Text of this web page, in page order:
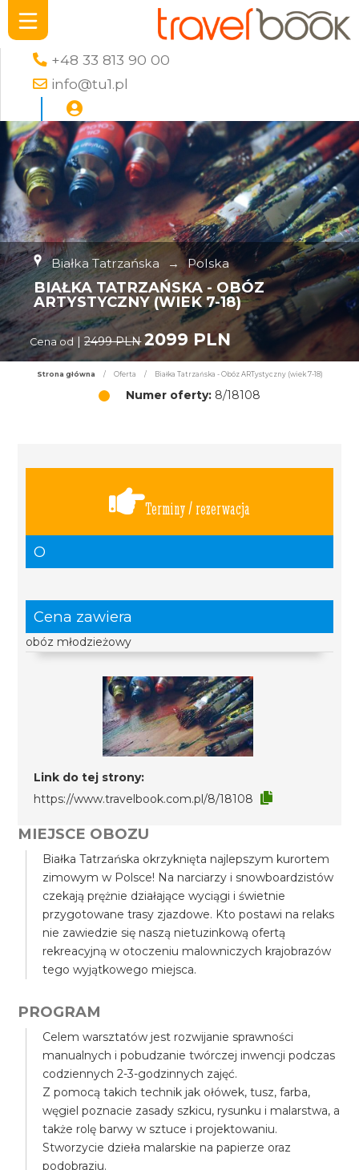
+48 33 813 90 00
info@tu1.pl
Białka Tatrzańska → Polska
BIAŁKA TATRZAŃSKA - OBÓZ
ARTYSTYCZNY (WIEK 7-18)
Cena od |2499 PLN 2099 PLN
Strona główna / Oferta / Białka Tatrzańska - Obóz ARTystyczny (wiek 7-18)
Numer oferty: 8/18108
Terminy / rezerwacja
O
Cena zawiera
obóz młodzieżowy
Link do tej strony:
https://www.travelbook.com.pl/8/18108
MIEJSCE OBOZU
Białka Tatrzańska okrzyknięta najlepszym kurortem
zimowym w Polsce! Na narciarzy i snowboardzistów
czekają prężnie działające wyciągi i świetnie
przygotowane trasy zjazdowe. Kto postawi na relaks
nie zawiedzie się naszą nietuzinkową ofertą
rekreacyjną w otoczeniu malowniczych krajobrazów
tego wyjątkowego miejsca.
PROGRAM
Celem warsztatów jest rozwijanie sprawności
manualnych i pobudzanie twórczej inwencji podczas
codziennych 2-3-godzinnych zajęć.
Z pomocą takich technik jak ołówek, tusz, farba,
węgiel poznacie zasady szkicu, rysunku i malarstwa, a
także rolę barwy w sztuce i projektowaniu.
Stworzycie dzieła malarskie na papierze oraz
podobraziu.